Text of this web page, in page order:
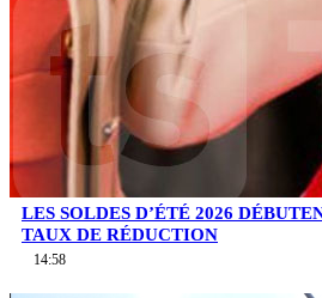
LES SOLDES D’ÉTÉ 2026
TAUX DE RÉDUCTION
14:58